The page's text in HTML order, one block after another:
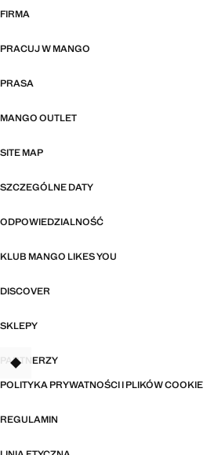
FIRMA
PRACUJ W MANGO
PRASA
MANGO OUTLET
SITE MAP
SZCZEGÓLNE DATY
ODPOWIEDZIALNOŚĆ
KLUB MANGO LIKES YOU
DISCOVER
SKLEPY
PARTNERZY
POLITYKA PRYWATNOŚCI I PLIKÓW COOKIE
REGULAMIN